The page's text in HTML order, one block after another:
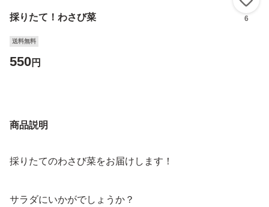
採りたて！わさび菜 6
送料無料
550円
商品説明
採りたてのわさび菜をお届けします！
サラダにいかがでしょうか？